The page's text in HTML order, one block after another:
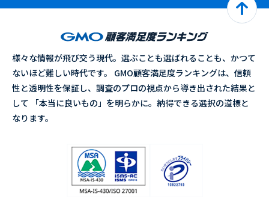
様々な情報が飛び交う現代。選ぶことも選ばれることも、かつて
ないほど難しい時代です。 GMO顧客満足度ランキングは、信頼
性と透明性を保証し、調査のプロの視点から導き出された結果と
して 「本当に良いもの」を明らかに。納得できる選択の道標と
なります。